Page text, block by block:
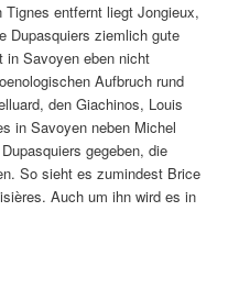
entfernt liegt Jongieux,
Dupasquiers ziemlich gute
in Savoyen eben nicht
Aufbruch rund
den Giachinos, Louis
in Savoyen neben Michel
gegeben, die
So sieht es zumindest Brice
Auch um ihn wird es in